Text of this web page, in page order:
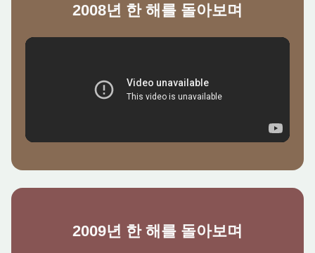
2008년 한 해를 돌아보며
2009년 한 해를 돌아보며